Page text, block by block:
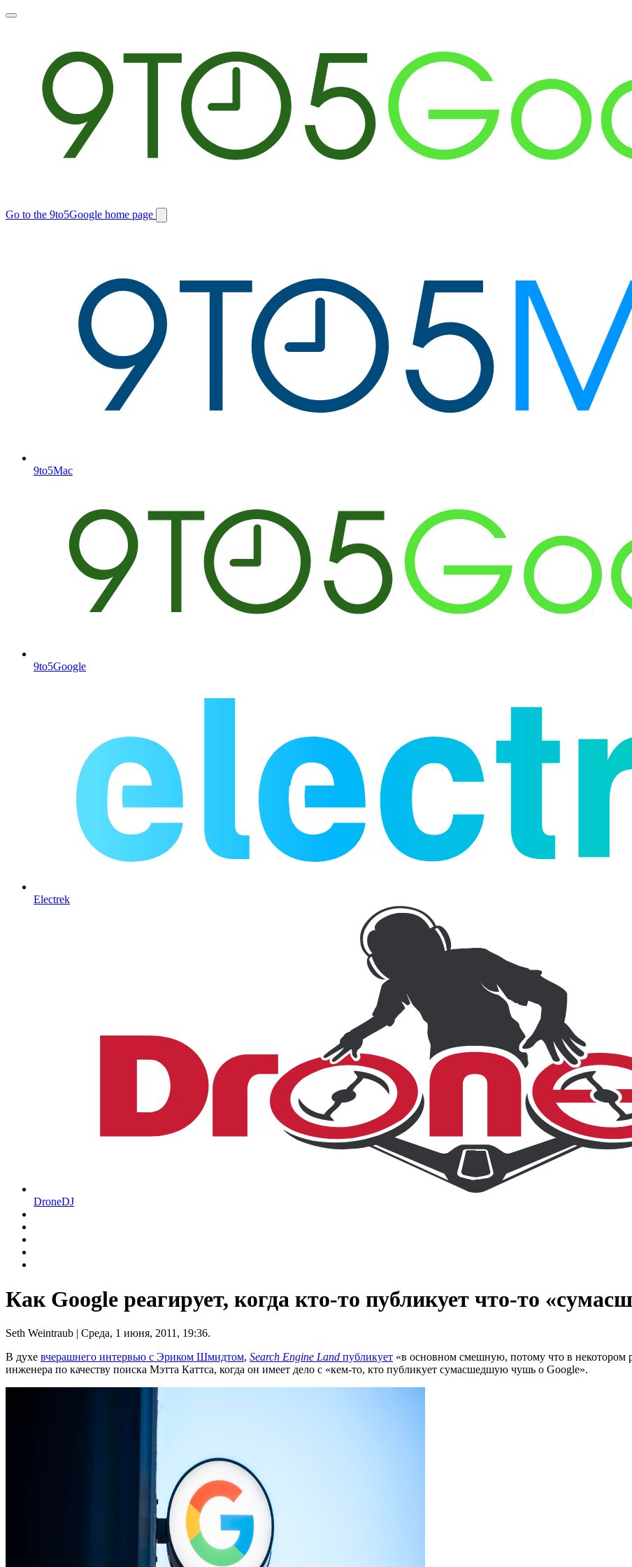
Toggle
Go to the 9to5Google home page
Switch
9to5Mac
9to5Google
Electrek
DroneDJ
Как Google реагирует, когда кто-то публикует что-то
Seth Weintraub | Среда, 1 июня, 2011, 19:36.
В духе вчерашнего интервью с Эриком Шмидтом, Search Engine Land публикует «в основном смешную, потому что в некотором
инженера по качеству поиска Мэтта Каттса, когда он имеет дело с «кем-то, кто публикует сумасшедшую чушь о Google».